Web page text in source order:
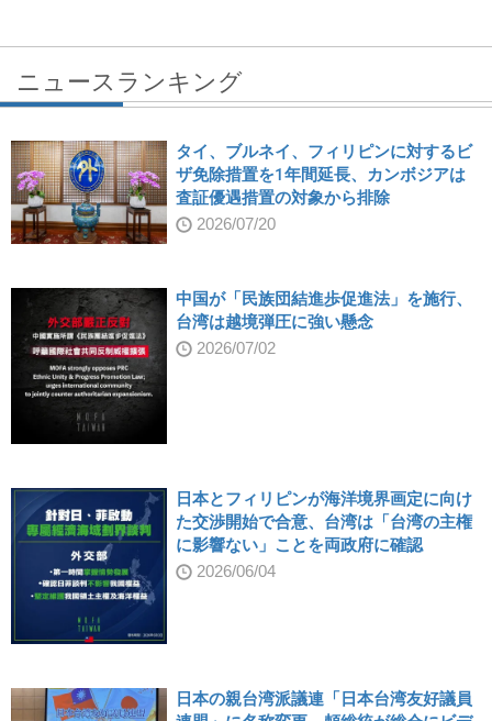
ニュースランキング
タイ、ブルネイ、フィリピンに対するビ
ザ免除措置を1年間延長、カンボジアは
査証優遇措置の対象から排除
2026/07/20
中国が「民族団結進歩促進法」を施行、
台湾は越境弾圧に強い懸念
2026/07/02
日本とフィリピンが海洋境界画定に向け
た交渉開始で合意、台湾は「台湾の主権
に影響ない」ことを両政府に確認
2026/06/04
日本の親台湾派議連「日本台湾友好議員